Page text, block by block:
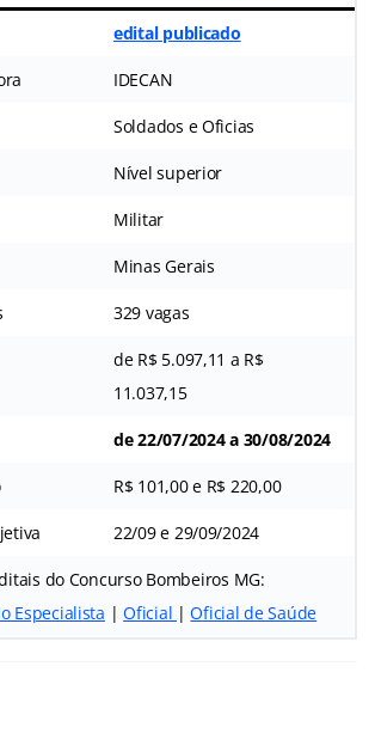
edital publicado
IDECAN
Soldados e Oficias
Nível superior
Militar
Minas Gerais
329 vagas
de R$ 5.097,11 a R$
11.037,15
de 22/07/2024 a 30/08/2024
R$ 101,00 e R$ 220,00
22/09 e 29/09/2024
do Concurso Bombeiros MG:
Especialista |Oficial |Oficial de Saúde